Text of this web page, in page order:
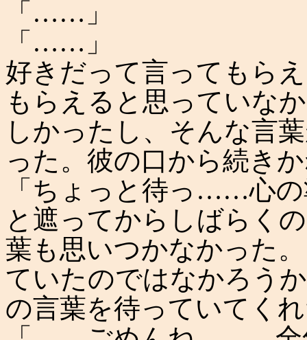
「……」
「……」
好きだって言ってもら
もらえると思っていな
しかったし、そんな言
った。彼の口から続き
「ちょっと待っ……心
と遮ってからしばらく
葉も思いつかなかった
ていたのではなかろう
の言葉を待っていてく